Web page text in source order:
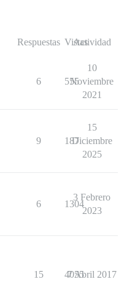
Respuestas Vistas
Actividad
6 555
10
Noviembre
2021
9 187
15
Diciembre
2025
6 1304
3 Febrero
2023
15 4055
7 Abril 2017